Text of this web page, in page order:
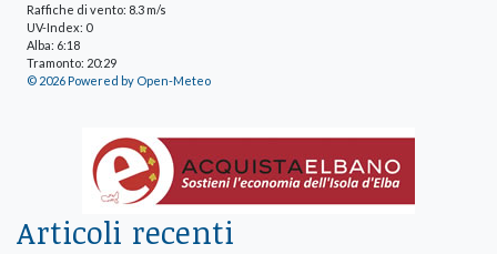
Raffiche di vento: 8.3 m/s
UV-Index: 0
Alba: 6:18
Tramonto: 20:29
© 2026 Powered by Open-Meteo
Articoli recenti